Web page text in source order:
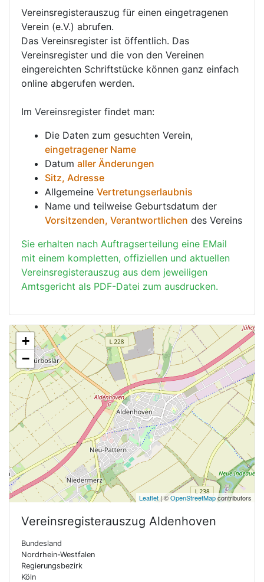
Vereinsregisterauszug für einen eingetragenen
Verein (e.V.) abrufen.
Das Vereinsregister ist öffentlich. Das
Vereinsregister und die von den Vereinen
eingereichten Schriftstücke können ganz einfach
online abgerufen werden.
Im Vereinsregister findet man:
Die Daten zum gesuchten Verein,
eingetragener Name
Datum aller Änderungen
Sitz, Adresse
Allgemeine Vertretungserlaubnis
Name und teilweise Geburtsdatum der
Vorsitzenden, Verantwortlichen des Vereins
Sie erhalten nach Auftragserteilung eine EMail
mit einem kompletten, offiziellen und aktuellen
Vereinsregisterauszug aus dem jeweiligen
Amtsgericht als PDF-Datei zum ausdrucken.
+
−
Leaflet | ©OpenStreetMapcontributors
Vereinsregisterauszug Aldenhoven
Bundesland
Nordrhein-Westfalen
Regierungsbezirk
Köln